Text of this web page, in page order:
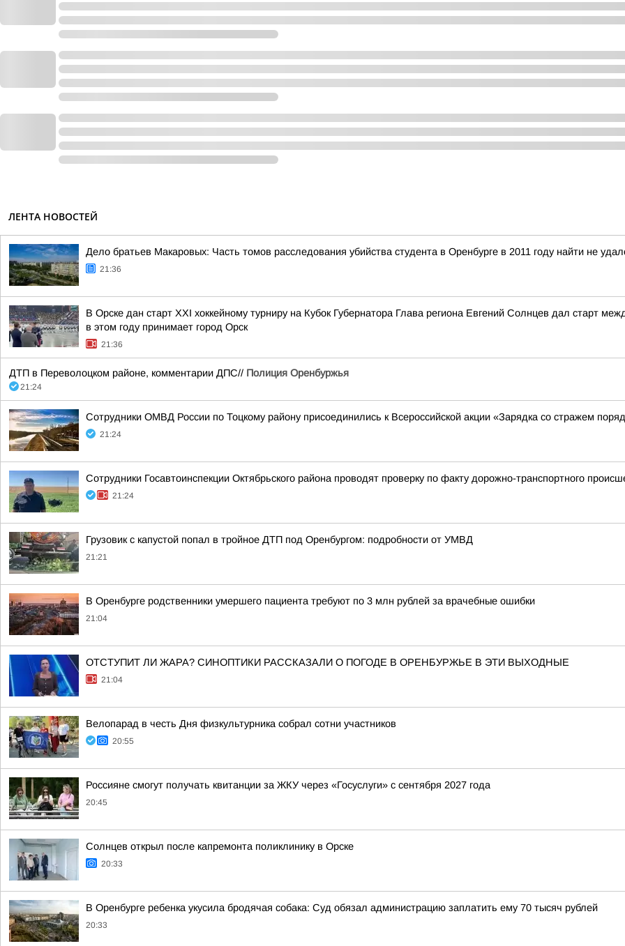
ЛЕНТА НОВОСТЕЙ
Дело братьев Макаровых: Часть томов расследования убийства студента в Оренбурге в 2011 году найти не
21:36
В Орске дан старт XXI хоккейному турниру на Кубок Губернатора Глава региона Евгений Солнцев дал старт
в этом году принимает город Орск
21:36
ДТП в Переволоцком районе, комментарии ДПС// Полиция Оренбуржья
21:24
Сотрудники ОМВД России по Тоцкому району присоединились к Всероссийской акции «Зарядка со стражем
21:24
Сотрудники Госавтоинспекции Октябрьского района проводят проверку по факту дорожно-транспортного
21:24
Грузовик с капустой попал в тройное ДТП под Оренбургом: подробности от УМВД
21:21
В Оренбурге родственники умершего пациента требуют по 3 млн рублей за врачебные ошибки
21:04
ОТСТУПИТ ЛИ ЖАРА? СИНОПТИКИ РАССКАЗАЛИ О ПОГОДЕ В ОРЕНБУРЖЬЕ В ЭТИ ВЫХОДНЫЕ
21:04
Велопарад в честь Дня физкультурника собрал сотни участников
20:55
Россияне смогут получать квитанции за ЖКУ через «Госуслуги» с сентября 2027 года
20:45
Солнцев открыл после капремонта поликлинику в Орске
20:33
В Оренбурге ребенка укусила бродячая собака: Суд обязал администрацию заплатить ему 70 тысяч рублей
20:33